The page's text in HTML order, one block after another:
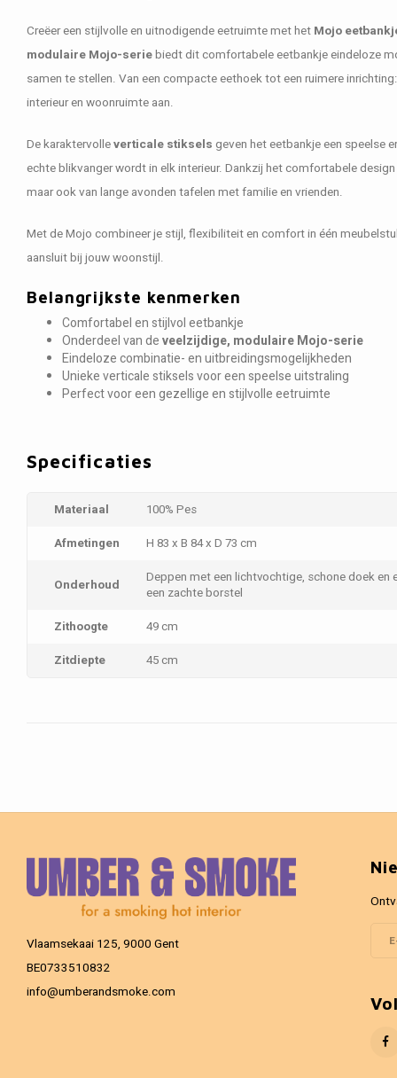
Creëer een stijlvolle en uitnodigende eetruimte met het Mojo
modulaire Mojo-seriebiedt dit comfortabele eetbankje eindeloze
samen te stellen. Van een compacte eethoek tot een ruimere
interieur en woonruimte aan.
De karaktervolleverticale stiksels geven het eetbankje een speelse
echte blikvanger wordt in elk interieur. Dankzij het comfortabele
maar ook van lange avonden tafelen met familie en vrienden.
Met de Mojo combineer je stijl, flexibiliteit en comfort in één
aansluit bij jouw woonstijl.
Belangrijkste kenmerken
Comfortabel en stijlvol eetbankje
Onderdeel van deveelzijdige, modulaire Mojo-serie
Eindeloze combinatie- en uitbreidingsmogelijkheden
Unieke verticale stiksels voor een speelse uitstraling
Perfect voor een gezellige en stijlvolle eetruimte
Specificaties
Materiaal
100% Pes
Afmetingen
H 83 x B 84 x D 73 cm
Onderhoud
Deppen met een lichtvochtige, schone doek en
een zachte borstel
Zithoogte
49 cm
Zitdiepte
45 cm
Vlaamsekaai 125, 9000 Gent
BE0733510832
info@umberandsmoke.com